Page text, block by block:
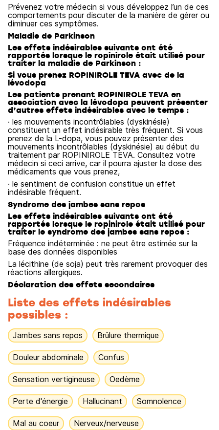
Prévenez votre médecin si vous développez l’un de ces
comportements pour discuter de la manière de gérer ou
diminuer ces symptômes.
Maladie de Parkinson
Les effets indésirables suivants ont été
rapportés lorsque le ropinirole était utilisé pour
traiter la maladie de Parkinson :
Si vous prenez ROPINIROLE TEVA avec de la
lévodopa
Les patients prenant ROPINIROLE TEVA en
association avec la lévodopa peuvent présenter
d’autres effets indésirables avec le temps :
· les mouvements incontrôlables (dyskinésie)
constituent un effet indésirable très fréquent. Si vous
prenez de la L-dopa, vous pouvez présenter des
mouvements incontrôlables (dyskinésie) au début du
traitement par ROPINIROLE TEVA. Consultez votre
médecin si ceci arrive, car il pourra ajuster la dose des
médicaments que vous prenez,
· le sentiment de confusion constitue un effet
indésirable fréquent.
Syndrome des jambes sans repos
Les effets indésirables suivants ont été
rapportés lorsque le ropinirole était utilisé pour
traiter le syndrome des jambes sans repos :
Fréquence indéterminée : ne peut être estimée sur la
base des données disponibles
La lécithine (de soja) peut très rarement provoquer des
réactions allergiques.
Déclaration des effets secondaires
Liste des effets indésirables
possibles :
Jambes sans repos Brûlure thermique
Douleur abdominale Confus
Sensation vertigineuse Oedème
Perte d'énergie Hallucinant Somnolence
Mal au coeur Nerveux/nerveuse